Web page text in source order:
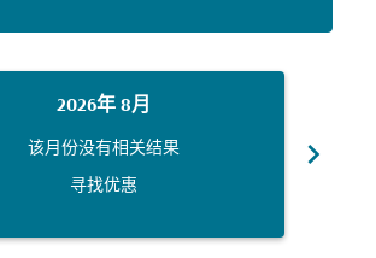
2026年 8月
该月份没有相关结果
寻找优惠
chevron_right